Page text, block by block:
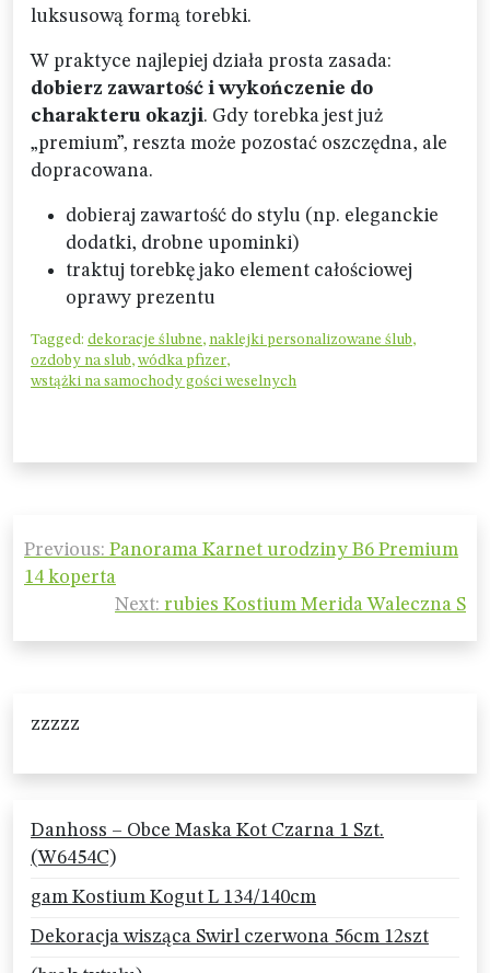
luksusową formą torebki.
W praktyce najlepiej działa prosta zasada:
dobierz zawartość i wykończenie do
charakteru okazji. Gdy torebka jest już
„premium”, reszta może pozostać oszczędna, ale
dopracowana.
dobieraj zawartość do stylu (np. eleganckie
dodatki, drobne upominki)
traktuj torebkę jako element całościowej
oprawy prezentu
Tagged: dekoracje ślubne, naklejki personalizowane ślub,
ozdoby na slub, wódka pfizer,
wstążki na samochody gości weselnych
Nawigacja
wpisu
Previous: Panorama Karnet urodziny B6 Premium
14 koperta
Next: rubies Kostium Merida Waleczna S
zzzzz
Danhoss – Obce Maska Kot Czarna 1 Szt.
(W6454C)
gam Kostium Kogut L 134/140cm
Dekoracja wisząca Swirl czerwona 56cm 12szt